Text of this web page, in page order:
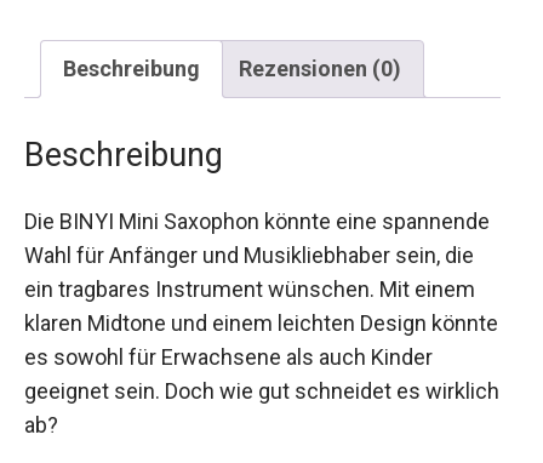
Beschreibung Rezensionen (0)
Beschreibung
Die BINYI Mini Saxophon könnte eine spannende
Wahl für Anfänger und Musikliebhaber sein, die
ein tragbares Instrument wünschen. Mit einem
klaren Midtone und einem leichten Design könnte
es sowohl für Erwachsene als auch Kinder
geeignet sein. Doch wie gut schneidet es wirklich
ab?